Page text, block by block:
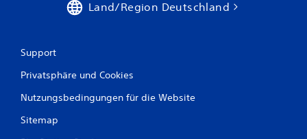
Land/Region Deutschland
Support
Privatsphäre und Cookies
Nutzungsbedingungen für die Website
Sitemap